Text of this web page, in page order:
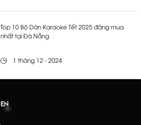
Top 10 Bộ Dàn Karaoke Tết 2025 đáng mua
nhất tại Đà Nẵng
1 tháng 12 - 2024